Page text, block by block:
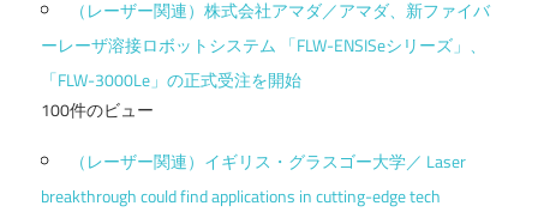
（レーザー関連）株式会社アマダ／アマダ、新ファイバ
ーレーザ溶接ロボットシステム 「FLW-ENSISeシリーズ」、
「FLW-3000Le」の正式受注を開始
100件のビュー
（レーザー関連）イギリス・グラスゴー大学／ Laser
breakthrough could find applications in cutting-edge tech